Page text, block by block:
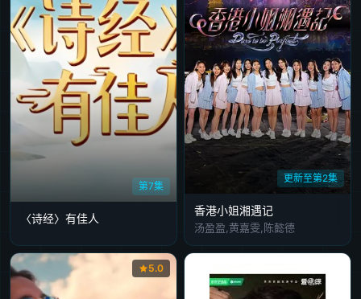
第7集
〈诗经〉有佳人
更新至第2集
香港小姐湘遇记
汤盈盈,黄嘉雯,陈懿德
5.0